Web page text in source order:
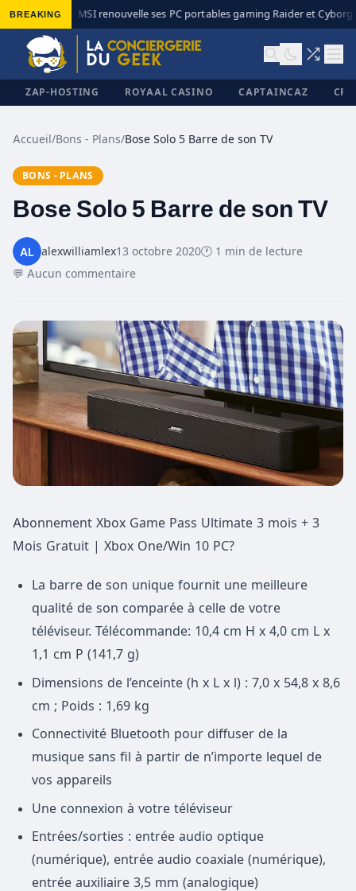
BREAKING MSI renouvelle ses PC portables gaming Raider et Cyborg
ZAP-HOSTING ROYAAL CASINO CAPTAINCAZ
Accueil/Bons - Plans/Bose Solo 5 Barre de son TV
BONS - PLANS
Bose Solo 5 Barre de son TV
alexwilliamlex13 octobre 2020🕐 1 min de lecture
💬 Aucun commentaire
Abonnement Xbox Game Pass Ultimate 3 mois + 3
Mois Gratuit | Xbox One/Win 10 PC?
La barre de son unique fournit une meilleure
qualité de son comparée à celle de votre
téléviseur. Télécommande: 10,4 cm H x 4,0 cm L x
1,1 cm P (141,7 g)
Dimensions de l’enceinte (h x L x l) : 7,0 x 54,8 x 8,6
cm ; Poids : 1,69 kg
Connectivité Bluetooth pour diffuser de la
musique sans fil à partir de n’importe lequel de
vos appareils
Une connexion à votre téléviseur
Entrées/sorties : entrée audio optique
(numérique), entrée audio coaxiale (numérique),
entrée auxiliaire 3,5 mm (analogique)